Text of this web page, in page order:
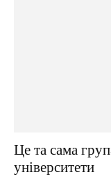
Це та сама
університети